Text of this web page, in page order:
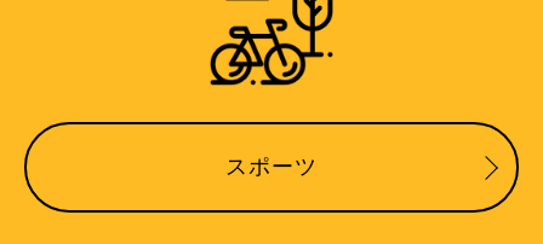
スポーツ